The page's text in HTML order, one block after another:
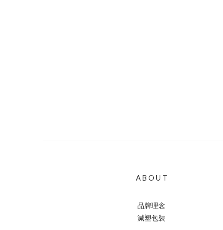
A B O U T
品牌理念
減塑包裝